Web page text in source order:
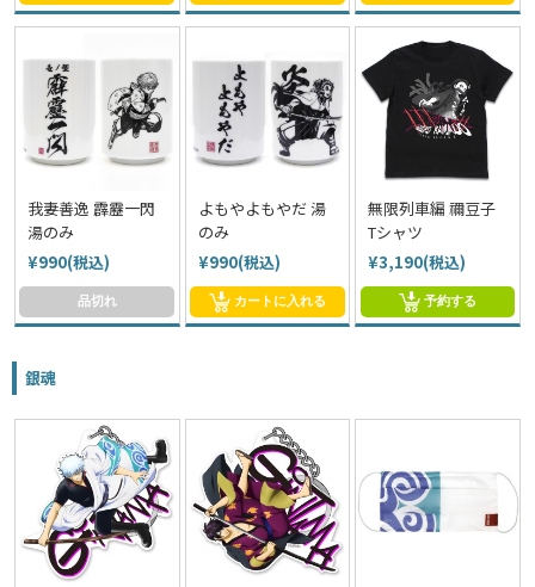
我妻善逸 霹靂一閃
湯のみ
¥990(税込)
品切れ
よもやよもやだ 湯
のみ
¥990(税込)
カートに入れる
無限列車編 禰豆子
Tシャツ
¥3,190(税込)
予約する
銀魂